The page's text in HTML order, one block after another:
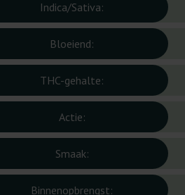
Indica/Sativa:
Bloeiend:
THC-gehalte:
Actie:
Smaak:
Binnenopbrengst: